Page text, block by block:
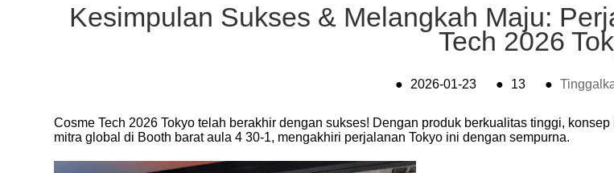
Kesimpulan Sukses & Melangkah Maju:
Tech 2026
● 2026-01-23 ● 13 ●
Cosme Tech 2026 Tokyo telah berakhir dengan sukses! Dengan produk berkualitas tinggi,
mitra global di Booth barat aula 4 30-1, mengakhiri perjalanan Tokyo ini dengan sempurna.